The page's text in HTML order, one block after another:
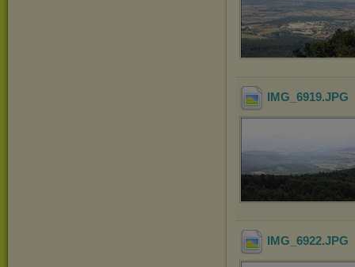
IMG_6919.JPG
IMG_6922.JPG